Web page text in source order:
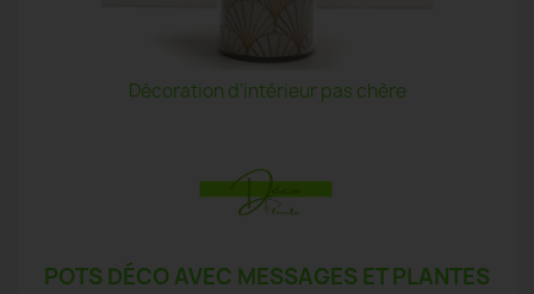
Décoration d'intérieur pas chère
POTS DÉCO AVEC MESSAGES ET PLANTES